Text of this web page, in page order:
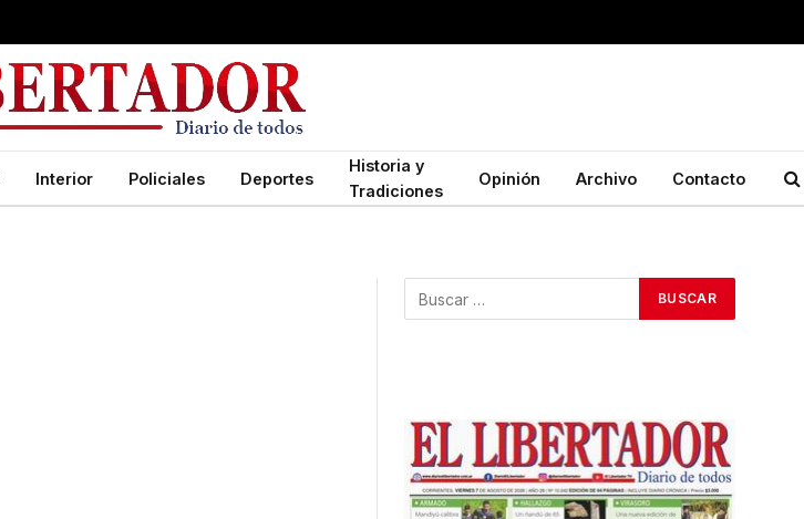
Interior Policiales Deportes
Historia y
Tradiciones
Opinión Archivo Contacto